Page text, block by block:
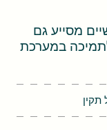
מסייע גם
במערכת